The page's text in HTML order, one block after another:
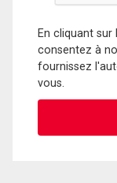
En cliquant
consentez à
fournissez
vous.